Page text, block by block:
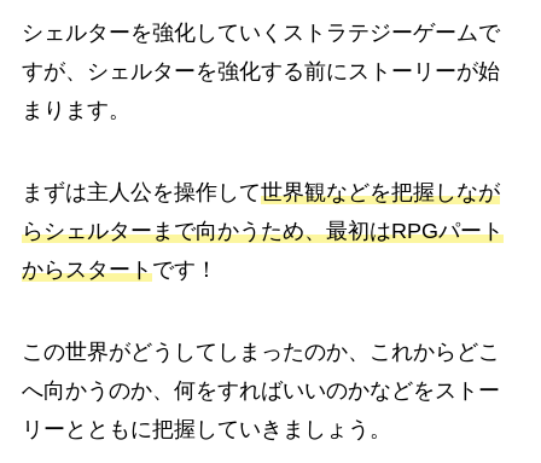
シェルターを強化していくストラテジーゲームで
すが、シェルターを強化する前にストーリーが始
まります。
まずは主人公を操作して世界観などを把握しなが
らシェルターまで向かうため、最初はRPGパート
からスタートです！
この世界がどうしてしまったのか、これからどこ
へ向かうのか、何をすればいいのかなどをストー
リーとともに把握していきましょう。